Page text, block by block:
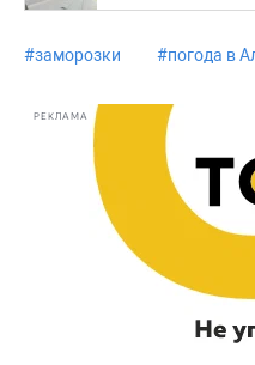
#заморозки #погода в
РЕКЛАМА